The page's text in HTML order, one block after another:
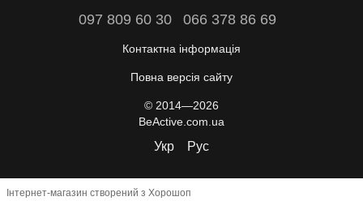
097 809 60 30 066 378 86 69
Контактна інформація
Повна версія сайту
© 2014—2026
BeActive.com.ua
Укр Рус
Інтернет-магазин створений з Хорошоп